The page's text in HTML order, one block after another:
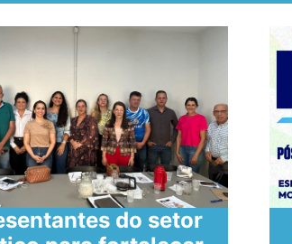
SECULT reúne
do setor